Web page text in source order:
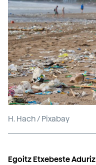
H. Hach / Pixabay
Egoitz Etxebeste Aduriz